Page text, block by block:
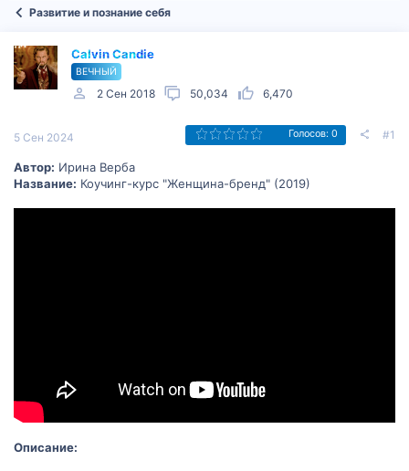
Развитие и познание себя
Calvin Candie
ВЕЧНЫЙ
2 Сен 2018 50,034 6,470
5 Сен 2024 Голосов: 0 #1
Автор: Ирина Верба
Название: Коучинг-курс "Женщина-бренд" (2019)
Описание: